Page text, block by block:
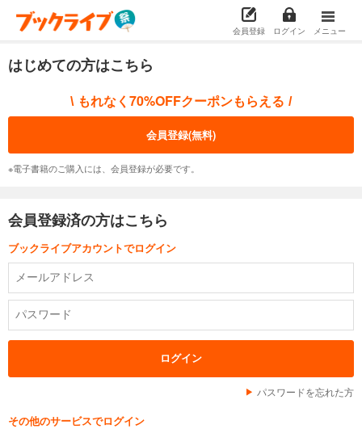
会員登録 ログイン メニュー
はじめての方はこちら
\ もれなく70%OFFクーポンもらえる /
会員登録(無料)
※電子書籍のご購入には、会員登録が必要です。
会員登録済の方はこちら
ブックライブアカウントでログイン
パスワードを忘れた方
その他のサービスでログイン